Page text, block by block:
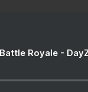
Royale -